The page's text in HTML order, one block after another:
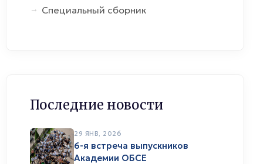
Специальный сборник
Последние новости
29 ЯНВ, 2026
6-я встреча выпускников
Академии ОБСЕ